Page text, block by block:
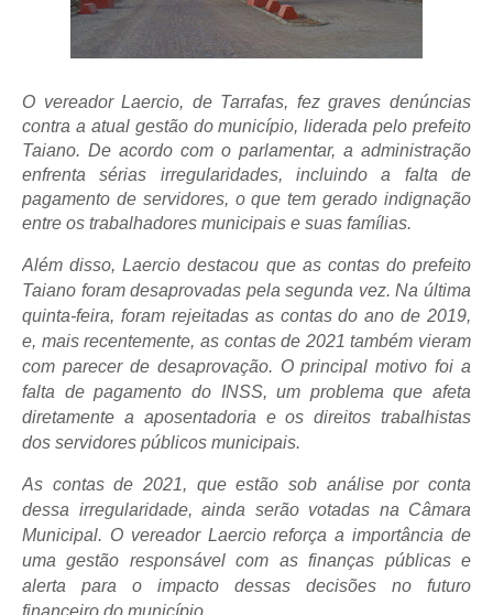
O vereador Laercio, de Tarrafas, fez graves denúncias
contra a atual gestão do município, liderada pelo prefeito
Taiano. De acordo com o parlamentar, a administração
enfrenta sérias irregularidades, incluindo a falta de
pagamento de servidores, o que tem gerado indignação
entre os trabalhadores municipais e suas famílias.
Além disso, Laercio destacou que as contas do prefeito
Taiano foram desaprovadas pela segunda vez. Na última
quinta-feira, foram rejeitadas as contas do ano de 2019,
e, mais recentemente, as contas de 2021 também vieram
com parecer de desaprovação. O principal motivo foi a
falta de pagamento do INSS, um problema que afeta
diretamente a aposentadoria e os direitos trabalhistas
dos servidores públicos municipais.
As contas de 2021, que estão sob análise por conta
dessa irregularidade, ainda serão votadas na Câmara
Municipal. O vereador Laercio reforça a importância de
uma gestão responsável com as finanças públicas e
alerta para o impacto dessas decisões no futuro
financeiro do município.